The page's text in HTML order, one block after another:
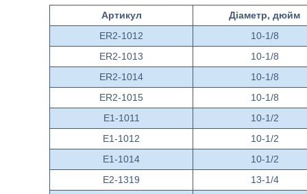
Артикул
Діаметр, дюйм
ER2-1012
10-1/8
ER2-1013
10-1/8
ER2-1014
10-1/8
ER2-1015
10-1/8
E1-1011
10-1/2
E1-1012
10-1/2
E1-1014
10-1/2
E2-1319
13-1/4